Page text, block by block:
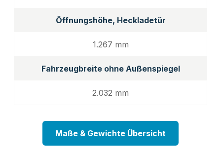
Öffnungshöhe, Heckladetür
1.267 mm
Fahrzeugbreite ohne Außenspiegel
2.032 mm
Maße & Gewichte Übersicht